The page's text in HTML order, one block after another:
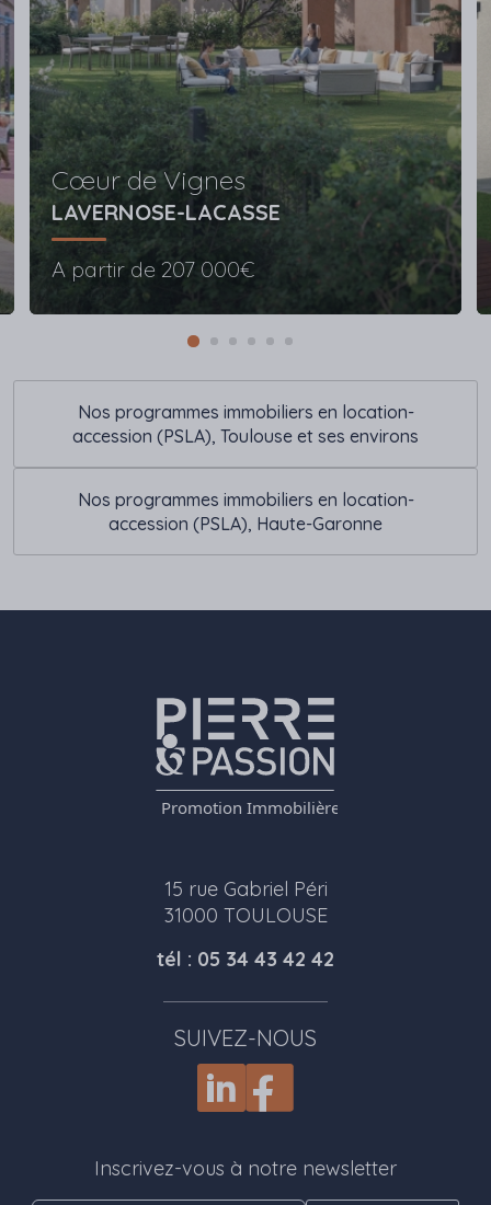
Cœur de Vignes
LAVERNOSE-LACASSE
A partir de 207 000€
Nos programmes immobiliers en location-
accession (PSLA), Toulouse et ses environs
Nos programmes immobiliers en location-
accession (PSLA), Haute-Garonne
15 rue Gabriel Péri
31000 TOULOUSE
tél : 05 34 43 42 42
SUIVEZ-NOUS
Inscrivez-vous à notre newsletter